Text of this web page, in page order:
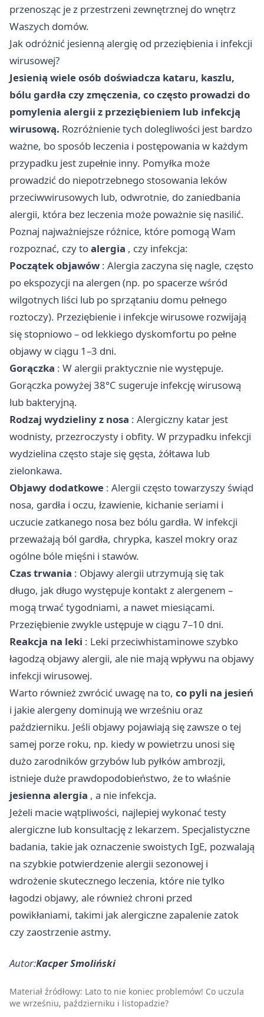
przenosząc je z przestrzeni zewnętrznej do wnętrz
Waszych domów.
Jak odróżnić jesienną alergię od przeziębienia i infekcji
wirusowej?
Jesienią wiele osób doświadcza kataru, kaszlu,
bólu gardła czy zmęczenia, co często prowadzi do
pomylenia alergii z przeziębieniem lub infekcją
wirusową. Rozróżnienie tych dolegliwości jest bardzo
ważne, bo sposób leczenia i postępowania w każdym
przypadku jest zupełnie inny. Pomyłka może
prowadzić do niepotrzebnego stosowania leków
przeciwwirusowych lub, odwrotnie, do zaniedbania
alergii, która bez leczenia może poważnie się nasilić.
Poznaj najważniejsze różnice, które pomogą Wam
rozpoznać, czy toalergia , czy infekcja:
Początek objawów : Alergia zaczyna się nagle, często
po ekspozycji na alergen (np. po spacerze wśród
wilgotnych liści lub po sprzątaniu domu pełnego
roztoczy). Przeziębienie i infekcje wirusowe rozwijają
się stopniowo – od lekkiego dyskomfortu po pełne
objawy w ciągu 1–3 dni.
Gorączka : W alergii praktycznie nie występuje.
Gorączka powyżej 38°C sugeruje infekcję wirusową
lub bakteryjną.
Rodzaj wydzieliny z nosa : Alergiczny katar jest
wodnisty, przezroczysty i obfity. W przypadku infekcji
wydzielina często staje się gęsta, żółtawa lub
zielonkawa.
Objawy dodatkowe : Alergii często towarzyszy świąd
nosa, gardła i oczu, łzawienie, kichanie seriami i
uczucie zatkanego nosa bez bólu gardła. W infekcji
przeważają ból gardła, chrypka, kaszel mokry oraz
ogólne bóle mięśni i stawów.
Czas trwania : Objawy alergii utrzymują się tak
długo, jak długo występuje kontakt z alergenem –
mogą trwać tygodniami, a nawet miesiącami.
Przeziębienie zwykle ustępuje w ciągu 7–10 dni.
Reakcja na leki : Leki przeciwhistaminowe szybko
łagodzą objawy alergii, ale nie mają wpływu na objawy
infekcji wirusowej.
Warto również zwrócić uwagę na to, co pyli na jesień
i jakie alergeny dominują we wrześniu oraz
październiku. Jeśli objawy pojawiają się zawsze o tej
samej porze roku, np. kiedy w powietrzu unosi się
dużo zarodników grzybów lub pyłków ambrozji,
istnieje duże prawdopodobieństwo, że to właśnie
jesienna alergia , a nie infekcja.
Jeżeli macie wątpliwości, najlepiej wykonać testy
alergiczne lub konsultację z lekarzem. Specjalistyczne
badania, takie jak oznaczenie swoistych IgE, pozwalają
na szybkie potwierdzenie alergii sezonowej i
wdrożenie skutecznego leczenia, które nie tylko
łagodzi objawy, ale również chroni przed
powikłaniami, takimi jak alergiczne zapalenie zatok
czy zaostrzenie astmy.
Autor:Kacper Smoliński
Materiał źródłowy: Lato to nie koniec problemów! Co uczula
we wrześniu, październiku i listopadzie?